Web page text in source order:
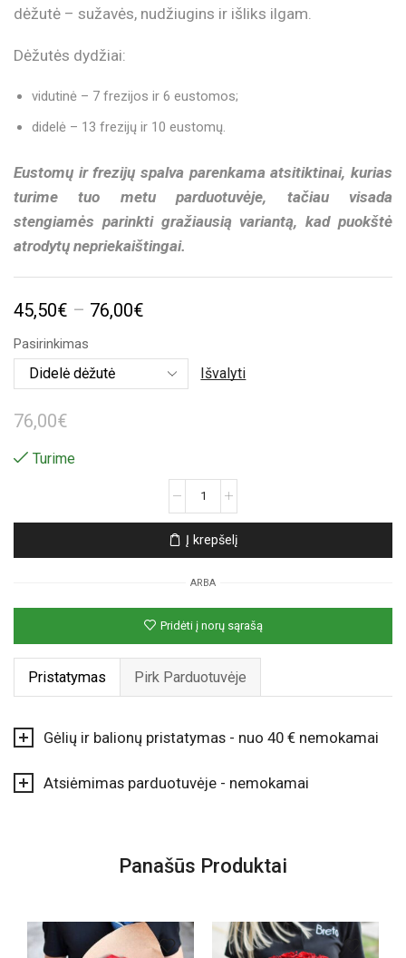
dėžutė – sužavės, nudžiugins ir išliks ilgam.
Dėžutės dydžiai:
vidutinė – 7 frezijos ir 6 eustomos;
didelė – 13 frezijų ir 10 eustomų.
Eustomų ir frezijų spalva parenkama atsitiktinai, kurias
turime tuo metu parduotuvėje, tačiau visada
stengiamės parinkti gražiausią variantą, kad puokštė
atrodytų nepriekaištingai.
45,50€ – 76,00€
45,50€
through
Pasirinkimas
Išvalyti
76,00€
Turime
Frezijų
ir
dėžutė
Į krepšelį
ARBA
Pridėti į norų sąrašą
Pristatymas Pirk Parduotuvėje
Gėlių ir balionų pristatymas - nuo 40 € nemokamai
Atsiėmimas parduotuvėje - nemokamai
Panašūs Produktai